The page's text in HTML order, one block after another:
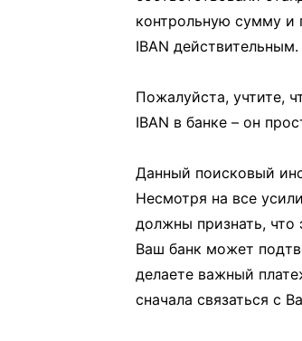
контрольную сумму и
IBAN действительным.
Пожалуйста, учтите,
IBAN в банке – он
Данный поисковый
Несмотря на все
должны признать, что
Ваш банк может
делаете важный
сначала связаться с